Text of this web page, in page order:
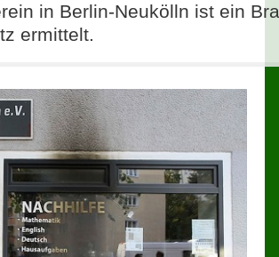
in Berlin-Neukölln ist ein
ermittelt.